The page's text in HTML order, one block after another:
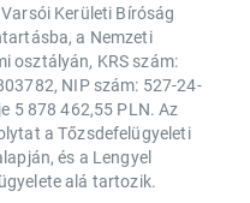
Kerületi Bíróság
a Nemzeti
osztályán, KRS szám:
NIP szám: 527-24-
5 878 462,55 PLN. Az
a Tőzsdefelügyeleti
és a Lengyel
alá tartozik.